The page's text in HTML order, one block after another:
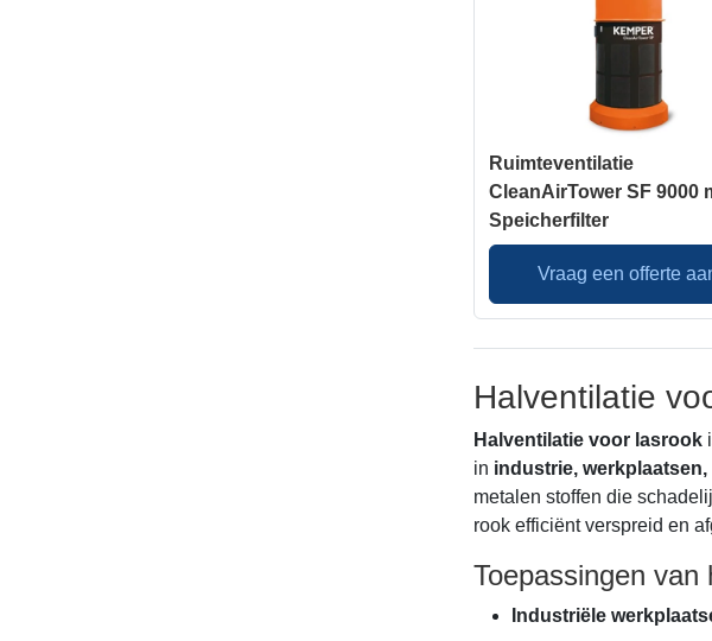
Ruimteventilatie
CleanAirTower SF 9000
Speicherfilter
Vraag een offerte
Halventilatie
Halventilatie voor lasrook
in industrie,
metalen stoffen die
rook efficiënt verspreid en
Toepassingen van
Industriële